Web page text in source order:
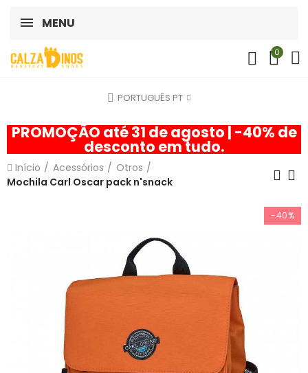
MENU
0
PORTUGUÊS PT
PROMOÇÃO até 31 de agosto | -40% de
desconto em tudo.
Início Acessórios
Otros
Mochila Carl Oscar pack n'snack
-40%